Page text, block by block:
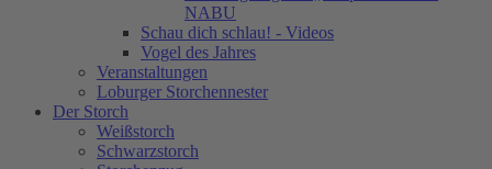
NABU
Schau dich schlau! - Videos
Vogel des Jahres
Veranstaltungen
Loburger Storchennester
Der Storch
Weißstorch
Schwarzstorch